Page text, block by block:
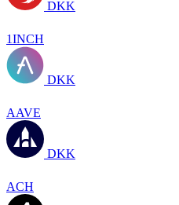
DKK
1INCH
DKK
AAVE
DKK
ACH